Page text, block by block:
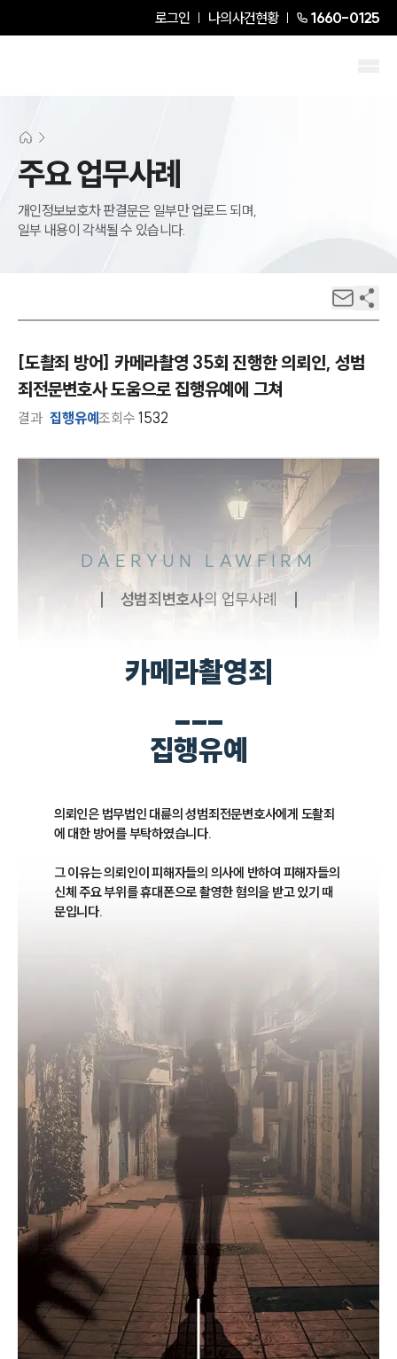
로그인 나의사건현황 1660-0125
주요 업무사례
개인정보보호차 판결문은 일부만 업로드 되며,
일부 내용이 각색될 수 있습니다.
[도촬죄 방어] 카메라촬영 35회 진행한 의뢰인, 성범
죄전문변호사 도움으로 집행유예에 그쳐
결과 집행유예조회수1532
DAERYUN LAWFIRM
성범죄 변호사의 업무사례
카메라촬영죄
___
집행유예
의뢰인은 법무법인 대륜의 성범죄전문변호사에게 도촬죄
에 대한 방어를 부탁하였습니다.
그 이유는 의뢰인이 피해자들의 의사에 반하여 피해자들의
신체 주요 부위를 휴대폰으로 촬영한 혐의을 받고 있기 때